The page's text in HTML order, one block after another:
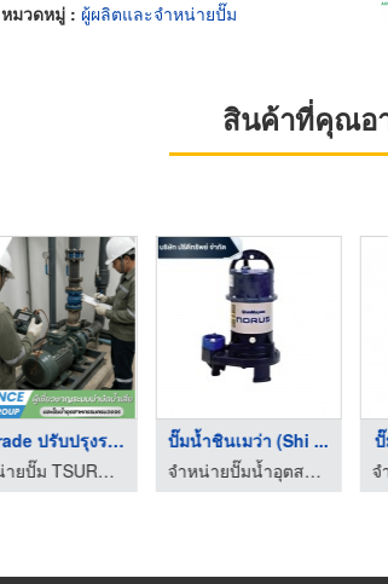
หมวดหมู่ : ผู้ผลิตและจำหน่ายปั๊ม
สินค้าที่คุณอ
upgrade ปรับปรุงระบบ ...
จำหน่ายปั๊ม TSURUMI CALPEDA สำหรับระบบน้ำเสียโรงงานอุตสาหกรรม
ปั๊มน้ำชินเมว่า (Shi ...
จำหน่ายปั๊มน้ำอุตสาหกรรม ปรีดีทรัพย์